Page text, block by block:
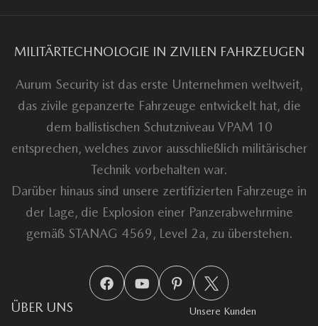
MILITÄRTECHNOLOGIE IN ZIVILEN FAHRZEUGEN
Aurum Security ist das erste Unternehmen weltweit,
das zivile gepanzerte Fahrzeuge entwickelt hat, die
dem ballistischen Schutzniveau VPAM 10
entsprechen, welches zuvor ausschließlich militärischer
Technik vorbehalten war.
Darüber hinaus sind unsere zertifizierten Fahrzeuge in
der Lage, die Explosion einer Panzerabwehrmine
gemäß STANAG 4569, Level 2a, zu überstehen.
ÜBER UNS Unsere Kunden